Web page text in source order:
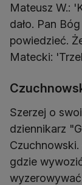
Mateusz W.:
dało. Pan
powiedzieć.
Matecki:
Szerzej o
dziennikarz
gdzie